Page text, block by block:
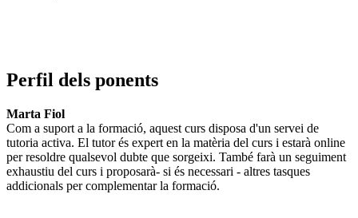
Perfil dels ponents
Marta Fiol
Com a suport a la formació, aquest curs disposa d'un servei de
tutoria activa. El tutor és expert en la matèria del curs i estarà online
per resoldre qualsevol dubte que sorgeixi. També farà un seguiment
exhaustiu del curs i proposarà- si és necessari - altres tasques
addicionals per complementar la formació.